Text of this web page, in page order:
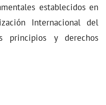
establecidos en
Internacional del
principios y derechos